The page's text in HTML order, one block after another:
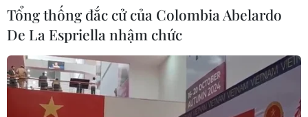
Tổng thống đắc cử của Colombia Abelardo
De La Espriella nhậm chức